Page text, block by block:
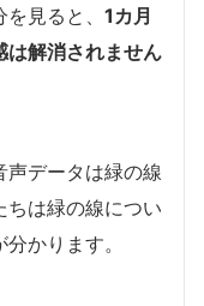
見ると、 1カ月
は解消されません
声データは緑の線
ちは緑の線につい
かります。